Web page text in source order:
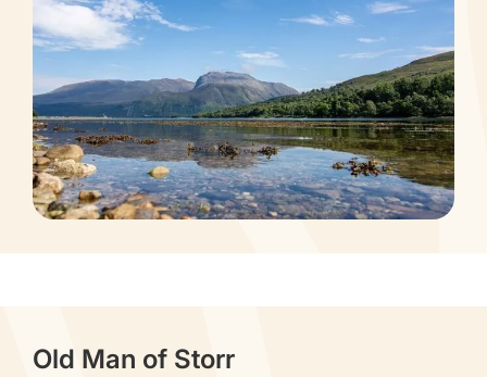
Old Man of Storr